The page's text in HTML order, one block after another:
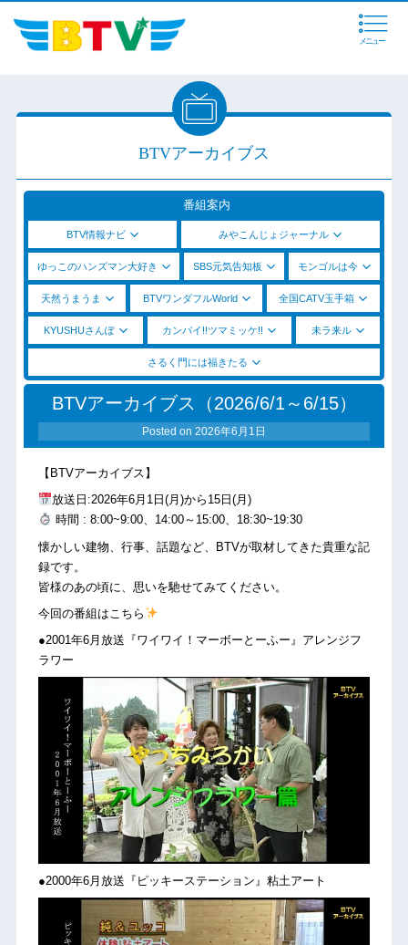
メニュー
BTVアーカイブス
番組案内
BTV情報ナビ みやこんじょジャーナル
ゆっこのハンズマン大好き SBS元気告知板 モンゴルは今
天然うまうま BTVワンダフルWorld 全国CATV玉手箱
KYUSHUさんぽ カンパイ!!ツマミッケ!! 未ラ来ル
さるく門には福きたる
BTVアーカイブス（2026/6/1～6/15）
Posted on 2026年6月1日
【BTVアーカイブス】
放送日:2026年6月1日(月)から15日(月)
時間 : 8:00~9:00、14:00～15:00、18:30~19:30
懐かしい建物、行事、話題など、BTVが取材してきた貴重な記
録です。
皆様のあの頃に、思いを馳せてみてください。
今回の番組はこちら
●2001年6月放送『ワイワイ！マーボーとーふー』アレンジフ
ラワー
●2000年6月放送『ピッキーステーション』粘土アート